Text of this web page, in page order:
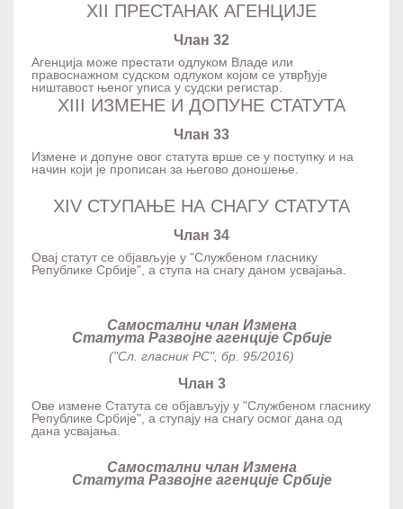
XII ПРЕСТАНАК АГЕНЦИЈЕ
Члан 32
Агенција може престати одлуком Владе или
правоснажном судском одлуком којом се утврђује
ништавост њеног уписа у судски регистар.
XIII ИЗМЕНЕ И ДОПУНЕ СТАТУТА
Члан 33
Измене и допуне овог статута врше се у поступку и на
начин који је прописан за његово доношење.
XIV СТУПАЊЕ НА СНАГУ СТАТУТА
Члан 34
Овај статут се објављује у "Службеном гласнику
Републике Србије", а ступа на снагу даном усвајања.
Самостални члан Измена
Статута Развојне агенције Србије
("Сл. гласник РС", бр. 95/2016)
Члан 3
Ове измене Статута се објављују у "Службеном гласнику
Републике Србије", а ступају на снагу осмог дана од
дана усвајања.
Самостални члан Измена
Статута Развојне агенције Србије